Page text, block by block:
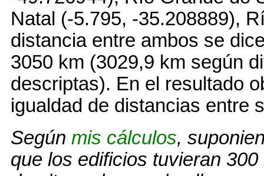
Natal (-5.795, -35.208889),
distancia entre ambos se
3050 km (3029,9 km según
descriptas). En el resultado
igualdad de distancias entre
Según mis cálculos,
que los edificios tuvieran 300